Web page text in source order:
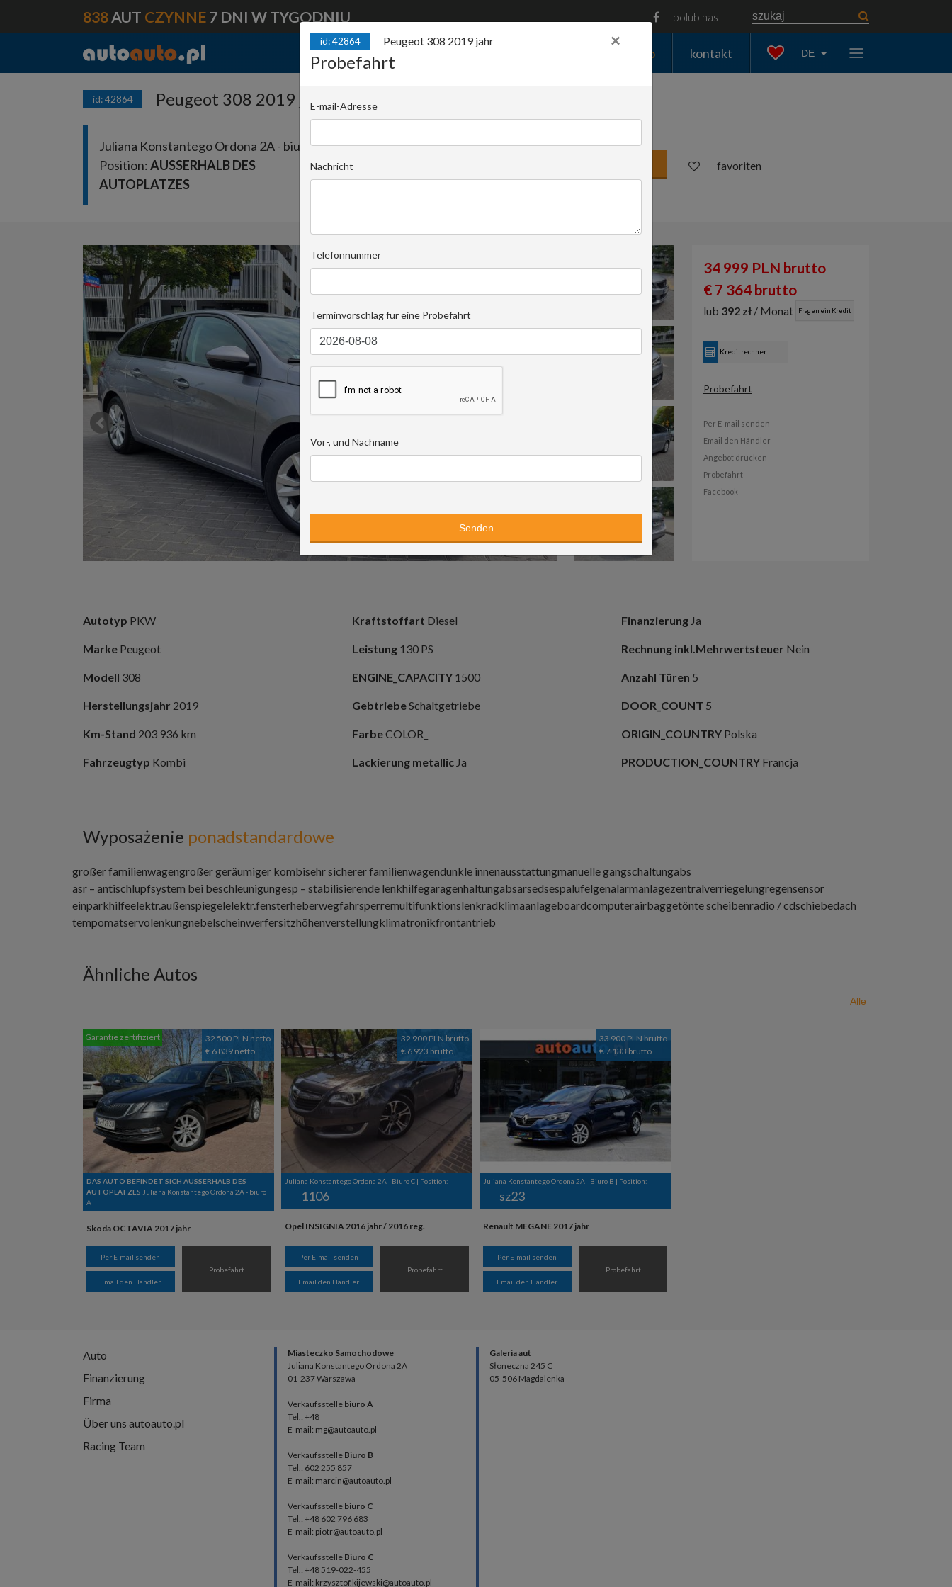
838AUT CZYNNE 7 DNI W TYGODNIU polub nas
kaufenauto finance auto kontakt DE
id: 42864 Peugeot 308 2019 jahr
Juliana Konstantego Ordona 2A - biuro C |
Position:AUSSERHALB DES
AUTOPLATZES
favoriten
34 999 PLN brutto
€ 7 364 brutto
lub 392 zł / Monat Fragen ein Kredit
Kreditrechner
Probefahrt
Per E-mail senden
Email den Händler
Angebot drucken
Probefahrt
Facebook
Autotyp PKW
Marke Peugeot
Modell 308
Herstellungsjahr 2019
Km-Stand 203 936 km
Fahrzeugtyp Kombi
Kraftstoffart Diesel
Leistung 130 PS
ENGINE_CAPACITY 1500
GebtriebeSchaltgetriebe
FarbeCOLOR_
Lackierung metallic Ja
Finanzierung Ja
Rechnung inkl.Mehrwertsteuer Nein
Anzahl Türen 5
DOOR_COUNT 5
ORIGIN_COUNTRY Polska
PRODUCTION_COUNTRY Francja
Wyposażenie ponadstandardowe
großer familienwagengroßer geräumiger kombisehr sicherer familienwagendunkle innenausstattungmanuelle gangschaltungabs
asr – antischlupfsystem bei beschleunigungesp – stabilisierende lenkhilfegaragenhaltungabsarsedsespalufelgenalarmanlagezentralverriegelungregensensor
einparkhilfeelektr.außenspiegelelektr.fensterheberwegfahrsperremultifunktionslenkradklimaanlageboardcomputerairbaggetönte scheibenradio / cdschiebedach
tempomatservolenkungnebelscheinwerfersitzhöhenverstellungklimatronikfrontantrieb
Ähnliche Autos
Alle
32 500 PLN netto
€ 6 839 netto
Garantie zertifiziert
DAS AUTO BEFINDET SICH AUSSERHALB DES
AUTOPLATZES Juliana Konstantego Ordona 2A - biuro
A
Skoda OCTAVIA 2017 jahr
Per E-mail senden
Email den Händler
Probefahrt
32 900 PLN brutto
€ 6 923 brutto
Juliana Konstantego Ordona 2A - Biuro C | Position:
1106
Opel INSIGNIA 2016 jahr / 2016 reg.
Per E-mail senden
Email den Händler
Probefahrt
33 900 PLN brutto
€ 7 133 brutto
Juliana Konstantego Ordona 2A - Biuro B | Position:
sz23
Renault MEGANE 2017 jahr
Per E-mail senden
Email den Händler
Probefahrt
×
id: 42864 Peugeot 308 2019 jahr
Probefahrt
E-mail-Adresse
Nachricht
Telefonnummer
Terminvorschlag für eine Probefahrt
Vor-, und Nachname
Auto
Finanzierung
Firma
Über uns autoauto.pl
Racing Team
Miasteczko Samochodowe
Juliana Konstantego Ordona 2A
01-237 Warszawa
Verkaufsstelle biuro A
Tel.: +48
E-mail: mg@autoauto.pl
Verkaufsstelle Biuro B
Tel.: 602 255 857
E-mail: marcin@autoauto.pl
Verkaufsstelle biuro C
Tel.: +48 602 796 683
E-mail: piotr@autoauto.pl
Verkaufsstelle Biuro C
Tel.: +48 519-022-455
E-mail: krzysztof.kijewski@autoauto.pl
Galeria aut
Słoneczna 245 C
05-506 Magdalenka